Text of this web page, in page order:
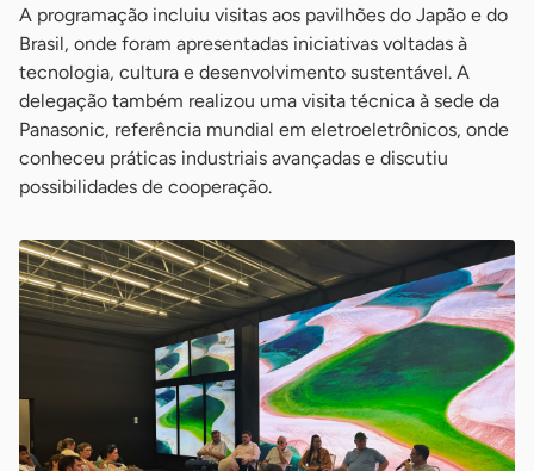
A programação incluiu visitas aos pavilhões do Japão e do
Brasil, onde foram apresentadas iniciativas voltadas à
tecnologia, cultura e desenvolvimento sustentável. A
delegação também realizou uma visita técnica à sede da
Panasonic, referência mundial em eletroeletrônicos, onde
conheceu práticas industriais avançadas e discutiu
possibilidades de cooperação.